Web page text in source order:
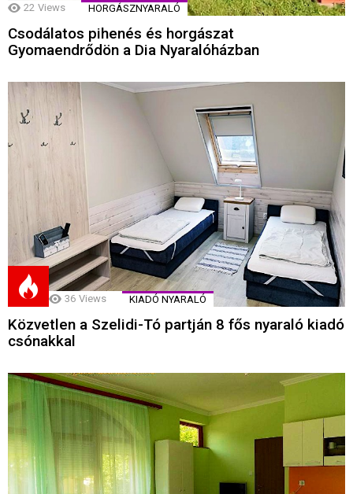
22 Views HORGÁSZNYARALÓ
Csodálatos pihenés és horgászat
Gyomaendrődön a Dia Nyaralóházban
36 Views KIADÓ NYARALÓ
Közvetlen a Szelidi-Tó partján 8 fős nyaraló kiadó
csónakkal